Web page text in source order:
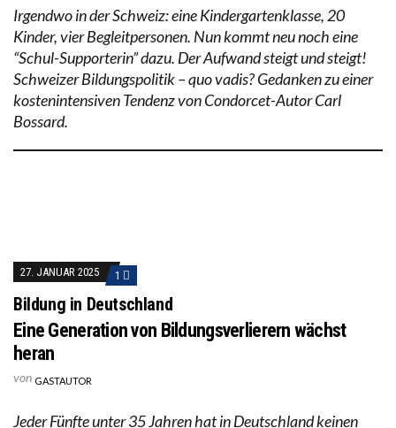
Irgendwo in der Schweiz: eine Kindergartenklasse, 20
Kinder, vier Begleitpersonen. Nun kommt neu noch eine
“Schul-Supporterin” dazu. Der Aufwand steigt und steigt!
Schweizer Bildungspolitik – quo vadis? Gedanken zu einer
kostenintensiven Tendenz von Condorcet-Autor Carl
Bossard.
27. JANUAR 2025 1
Bildung in Deutschland
Eine Generation von Bildungsverlierern wächst
heran
von GASTAUTOR
Jeder Fünfte unter 35 Jahren hat in Deutschland keinen